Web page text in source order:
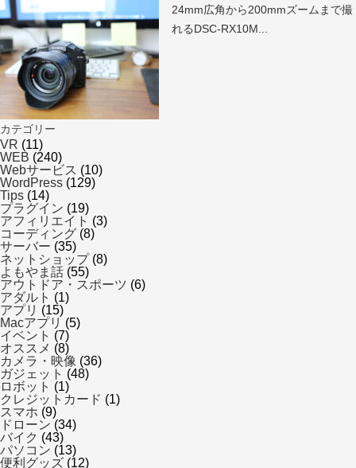
24mm広角から200mmズームまで撮
れるDSC-RX10M...
カテゴリー
VR (11)
WEB (240)
Webサービス (10)
WordPress (129)
Tips (14)
プラグイン (19)
アフィリエイト (3)
コーディング (8)
サーバー (35)
ネットショップ(8)
よもやま話 (55)
アウトドア・スポーツ (6)
アダルト (1)
アプリ (15)
Macアプリ (5)
イベント (7)
オススメ (8)
カメラ・映像 (36)
ガジェット (48)
ロボット (1)
クレジットカード (1)
スマホ (9)
ドローン (34)
バイク (43)
パソコン (13)
便利グッズ (12)